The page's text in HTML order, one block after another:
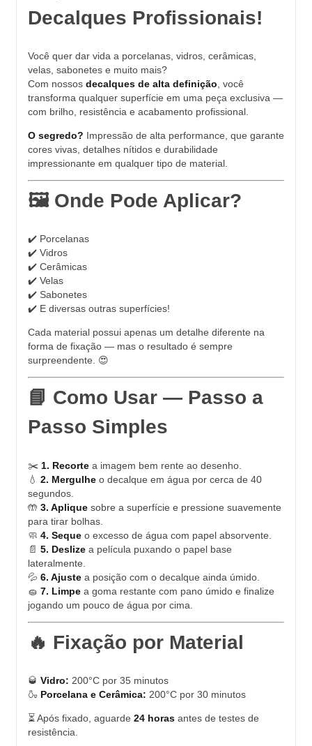
Decalques Profissionais!
Você quer dar vida a porcelanas, vidros, cerâmicas,
velas, sabonetes e muito mais?
Com nossos decalques de alta definição , você
transforma qualquer superfície em uma peça exclusiva —
com brilho, resistência e acabamento profissional.
O segredo? Impressão de alta performance, que garante
cores vivas, detalhes nítidos e durabilidade
impressionante em qualquer tipo de material.
🖼️ Onde Pode Aplicar?
✔️ Porcelanas
✔️ Vidros
✔️ Cerâmicas
✔️ Velas
✔️ Sabonetes
✔️ E diversas outras superfícies!
Cada material possui apenas um detalhe diferente na
forma de fixação — mas o resultado é sempre
surpreendente. 😍
📘 Como Usar — Passo a
Passo Simples
✂️ 1. Recorte a imagem bem rente ao desenho.
💧 2. Mergulhe o decalque em água por cerca de 40
segundos.
🤲 3. Aplique sobre a superfície e pressione suavemente
para tirar bolhas.
🧼 4. Seque o excesso de água com papel absorvente.
📄 5. Deslize a película puxando o papel base
lateralmente.
💦 6. Ajuste a posição com o decalque ainda úmido.
🧽 7. Limpe a goma restante com pano úmido e finalize
jogando um pouco de água por cima.
🔥 Fixação por Material
🥃 Vidro: 200°C por 35 minutos
🍶 Porcelana e Cerâmica: 200°C por 30 minutos
⏳ Após fixado, aguarde 24 horas antes de testes de
resistência.